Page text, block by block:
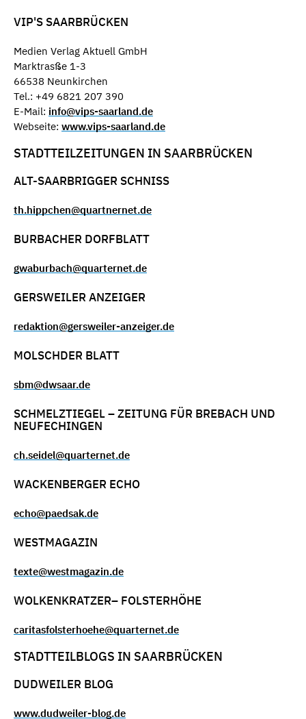
VIP'S SAARBRÜCKEN
Medien Verlag Aktuell GmbH
Marktrasße 1-3
66538 Neunkirchen
Tel.: +49 6821 207 390
E-Mail: info@vips-saarland.de
Webseite: www.vips-saarland.de
STADTTEILZEITUNGEN IN SAARBRÜCKEN
ALT-SAARBRIGGER SCHNISS
th.hippchen@quartnernet.de
BURBACHER DORFBLATT
gwaburbach@quarternet.de
GERSWEILER ANZEIGER
redaktion@gersweiler-anzeiger.de
MOLSCHDER BLATT
sbm@dwsaar.de
SCHMELZTIEGEL – ZEITUNG FÜR BREBACH UND
NEUFECHINGEN
ch.seidel@quarternet.de
WACKENBERGER ECHO
echo@paedsak.de
WESTMAGAZIN
texte@westmagazin.de
WOLKENKRATZER– FOLSTERHÖHE
caritasfolsterhoehe@quarternet.de
STADTTEILBLOGS IN SAARBRÜCKEN
DUDWEILER BLOG
www.dudweiler-blog.de